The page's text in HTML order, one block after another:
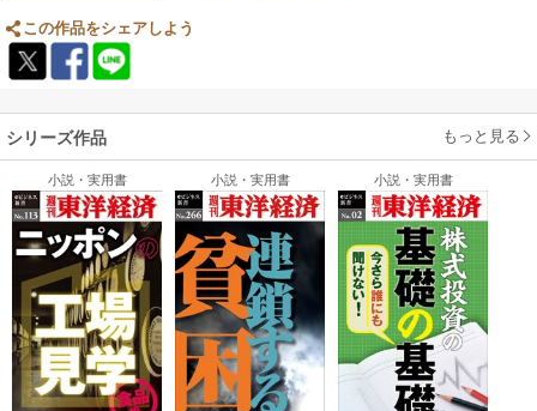
この作品をシェアしよう
シリーズ作品 もっと見る
小説・実用書 小説・実用書 小説・実用書